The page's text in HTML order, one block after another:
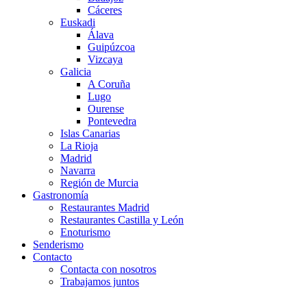
Cáceres
Euskadi
Álava
Guipúzcoa
Vizcaya
Galicia
A Coruña
Lugo
Ourense
Pontevedra
Islas Canarias
La Rioja
Madrid
Navarra
Región de Murcia
Gastronomía
Restaurantes Madrid
Restaurantes Castilla y León
Enoturismo
Senderismo
Contacto
Contacta con nosotros
Trabajamos juntos